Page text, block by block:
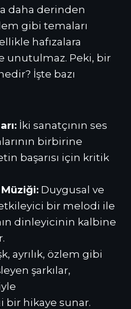
daha derinden
gibi temaları
hafızalara
unutulmaz. Peki, bir
İşte bazı
İki sanatçının ses
birbirine
başarısı için kritik
Müziği: Duygusal ve
etkileyici bir melodi ile
dinleyicinin kalbine
ayrılık, özlem gibi
şarkılar,
bir hikaye sunar.